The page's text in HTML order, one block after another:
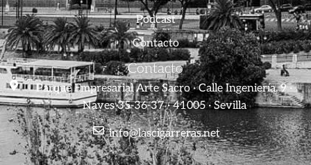
Podcast
Contacto
Contacto
Parque Empresarial Arte Sacro · Calle Ingeniería, 9 ·
Naves 35-36-37 · 41005 · Sevilla
info@lascigarreras.net